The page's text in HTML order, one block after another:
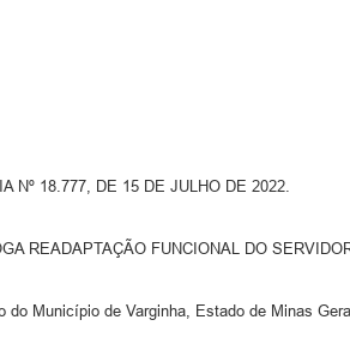
Nº 18.777, DE 15 DE JULHO DE 2022.
READAPTAÇÃO FUNCIONAL DO
do Município de Varginha, Estado de Minas